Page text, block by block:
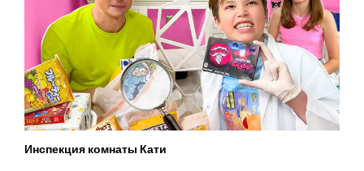
Инспекция комнаты Кати